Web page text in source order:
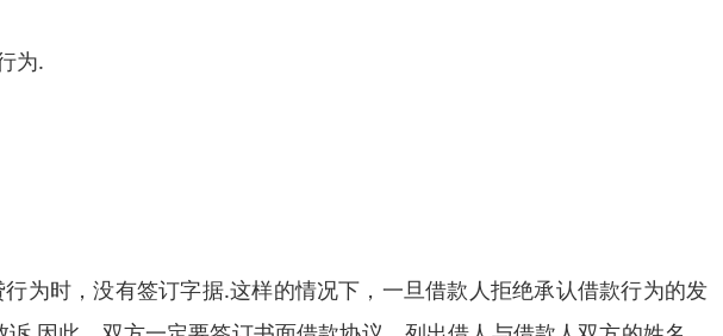
为.
为时，没有签订字据.这样的情况下，一旦借款人拒绝承认借款行为的发